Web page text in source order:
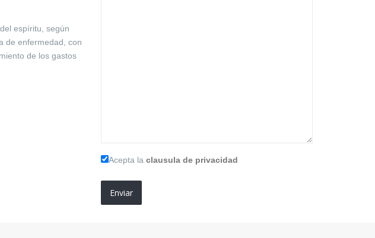
espíritu, según
de enfermedad, con
de los gastos
Acepta la clausula de privacidad